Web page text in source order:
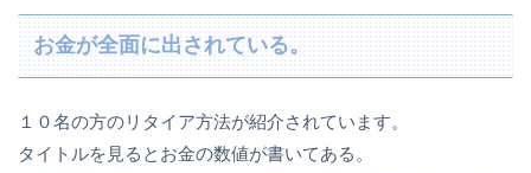
お金が全面に出されている。
１０名の方のリタイア方法が紹介されています。
タイトルを見るとお金の数値が書いてある。